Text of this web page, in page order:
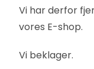
Vi har derfor
vores E-shop.
Vi beklager.